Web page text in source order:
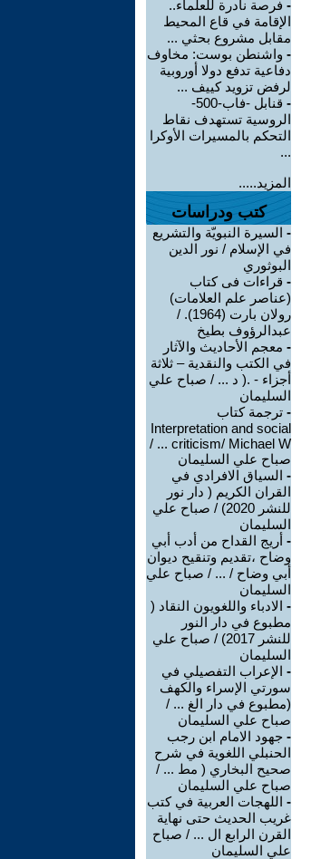
- فرصة نادرة للعلماء..
الإقامة في قاع المحيط
مقابل مشروع بحثي ...
- واشنطن بوست: مخاوف
دفاعية تدفع دولا أوروبية
لرفض تزويد كييف ...
-
قنابل -فاب-500-
الروسية تستهدف نقاط
التحكم بالمسيرات الأوكرا
...
المزيد.....
كتب ودراسات
- السيرة النبويّة والتشريع
في الإسلام / نور الدين
البوثوري
- قراءات فى كتاب
(عناصر علم العلامات)
رولان بارت (1964). /
عبدالرؤوف بطيخ
- معجم الأحاديث والآثار
في الكتب والنقدية – ثلاثة
أجزاء - .( د ... / صباح علي
السليمان
- ترجمة كتاب
Interpretation and social
criticism/ Michael W ... /
صباح علي السليمان
- السياق الافرادي في
القران الكريم ( دار نور
للنشر 2020) / صباح علي
السليمان
- أريج القداح من أدب أبي
وضاح ،تقديم وتنقيح ديوان
أبي وضاح / ... / صباح علي
السليمان
- الادباء واللغويون النقاد (
مطبوع في دار النور
للنشر 2017) / صباح علي
السليمان
- الإعراب التفصيلي في
سورتي الإسراء والكهف
(مطبوع في دار الغ ... /
صباح علي السليمان
- جهود الامام ابن رجب
الحنبلي اللغوية في شرح
صحيح البخاري ( مط ... /
صباح علي السليمان
- اللهجات العربية في كتب
غريب الحديث حتى نهاية
القرن الرابع ال ... / صباح
علي السليمان